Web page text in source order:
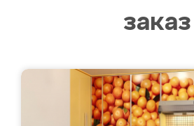
заказ